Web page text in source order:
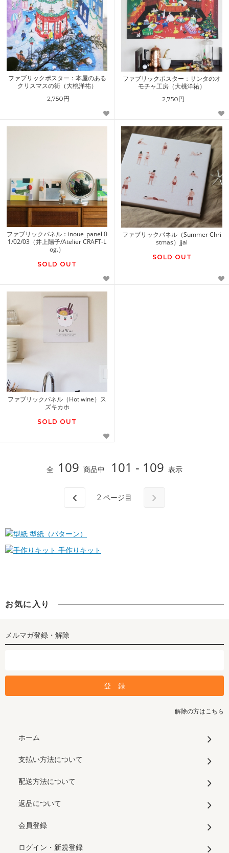
ファブリックポスター：本屋のある
クリスマスの街（大桃洋祐）
2,750円
ファブリックポスター：サンタのオ
モチャ工房（大桃洋祐）
2,750円
ファブリックパネル：inoue_panel 0
1/02/03（井上陽子/Atelier CRAFT-L
og.）
SOLD OUT
ファブリックパネル（Summer Chri
stmas）jjal
SOLD OUT
ファブリックパネル（Hot wine）ス
ズキカホ
SOLD OUT
全 109 商品中 101 - 109 表示
2 ページ目
型紙（パターン）
手作りキット
お気に入り
メルマガ登録・解除
解除の方はこちら
ホーム
支払い方法について
配送方法について
返品について
会員登録
ログイン・新規登録